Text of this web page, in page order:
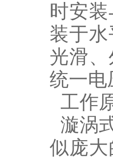
时安
装于
光滑
统一电
工作
漩涡
似庞